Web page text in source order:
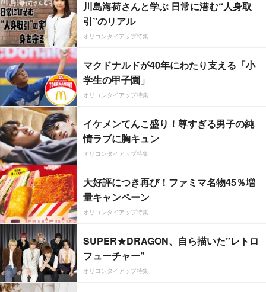
川島海荷さんと学ぶ 日常に潜む“人身取
引”のリアル
オリコンタイアップ特集
マクドナルドが40年にわたり支える「小
学生の甲子園」
オリコンタイアップ特集
イケメンてんこ盛り！尊すぎる男子の純
情ラブに胸キュン
オリコンタイアップ特集
大好評につき再び！ファミマ名物45％増
量キャンペーン
オリコンタイアップ特集
SUPER★DRAGON、自ら描いた”レトロ
フューチャー”
オリコンタイアップ特集